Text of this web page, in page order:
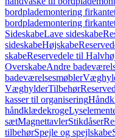
bordplademontering
bordplademontering
SideskabeLave sideskabe
sideskabeHøjskabe
skabeReservedele til
OverskabeAndre
badeværelsesmøbler
VæghylderTilbehør
kasser til organisering
håndklædekroge
sætMagnettavlerStikdåser
tilbehørSpejle og spejlskabe